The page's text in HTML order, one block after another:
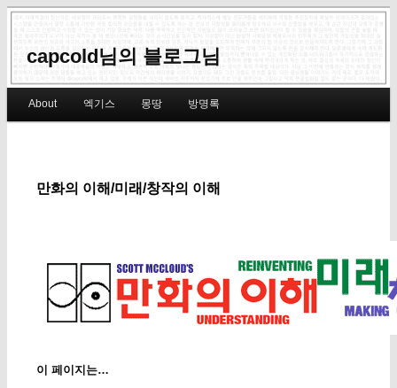
capcold님의 블로그님
Skip to primary content
Skip to secondary content
About 엑기스 몽땅 방명록
만화의 이해/미래/창작의 이해
이 페이지는…